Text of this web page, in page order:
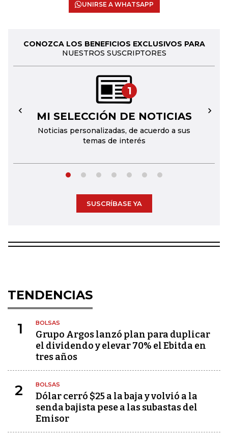
UNIRSE A WHATSAPP
CONOZCA LOS BENEFICIOS EXCLUSIVOS PARA
NUESTROS SUSCRIPTORES
1
MI SELECCIÓN DE NOTICIAS
Noticias personalizadas, de acuerdo a sus
temas de interés
← →
SUSCRÍBASE YA
TENDENCIAS
1 BOLSAS
Grupo Argos lanzó plan para duplicar
el dividendo y elevar 70% el Ebitda en
tres años
2 BOLSAS
Dólar cerró $25 a la baja y volvió a la
senda bajista pese a las subastas del
Emisor